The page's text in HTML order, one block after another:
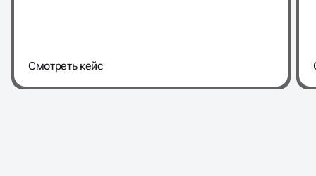
Cмотреть кейс